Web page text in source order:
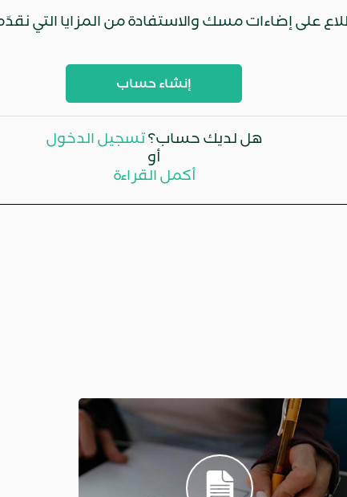
على إضاءات مسك والاستفادة من المزايا التي
إنشاء حساب
هل لديك حساب؟ تسجيل الدخول
أو
أكمل القراءة